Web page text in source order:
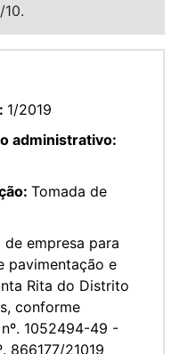
1/2019
administrativo:
Tomada de
empresa para
pavimentação e
Rita do Distrito
conforme
1052494-49 -
866177/21019